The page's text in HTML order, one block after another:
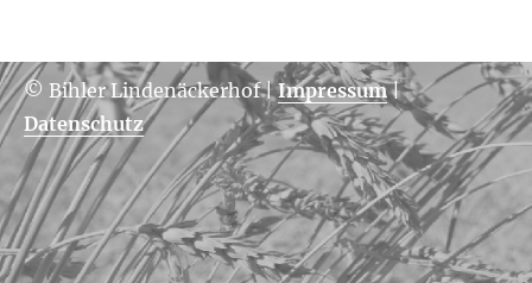
© Bihler Lindenäckerhof|Impressum|
Datenschutz